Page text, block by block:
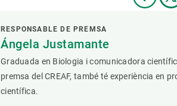
RESPONSABLE DE PREMSA
Ángela Justamante
Graduada en Biologia i comunicadora
premsa del CREAF, també té experiència en
científica.